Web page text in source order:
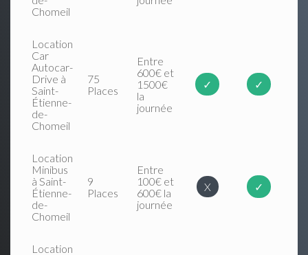
Chomeil
Location
Car
Autocar-
Drive à
Saint-
Étienne-
de-
Chomeil
75
Places
Entre
600€ et
1500€
la
journée
✓ ✓
Location
Minibus
à Saint-
Étienne-
de-
Chomeil
9
Places
Entre
100€ et
600€ la
journée
X ✓
Location